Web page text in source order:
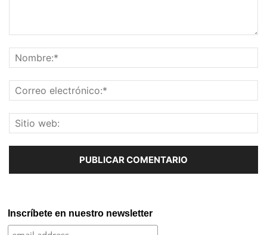
Inscríbete en nuestro newsletter